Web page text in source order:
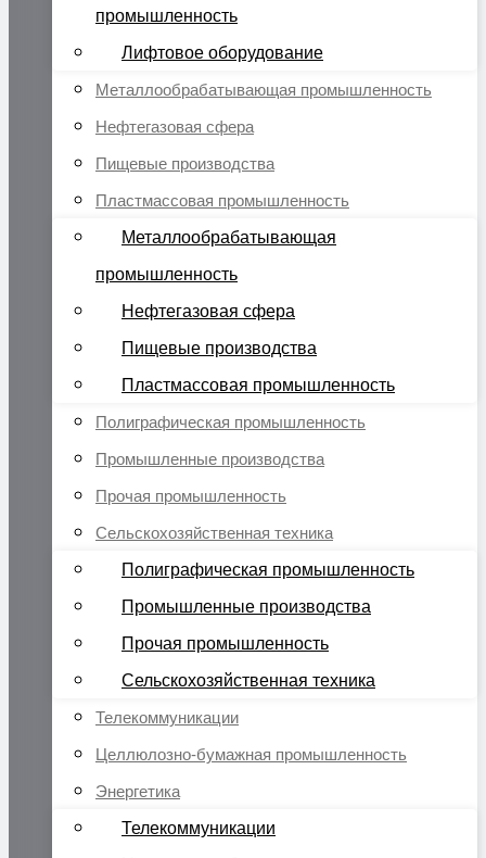
промышленность
Лифтовое оборудование
Металлообрабатывающая промышленность
Нефтегазовая сфера
Пищевые производства
Пластмассовая промышленность
Металлообрабатывающая
промышленность
Нефтегазовая сфера
Пищевые производства
Пластмассовая промышленность
Полиграфическая промышленность
Промышленные производства
Прочая промышленность
Сельскохозяйственная техника
Полиграфическая промышленность
Промышленные производства
Прочая промышленность
Сельскохозяйственная техника
Телекоммуникации
Целлюлозно-бумажная промышленность
Энергетика
Телекоммуникации